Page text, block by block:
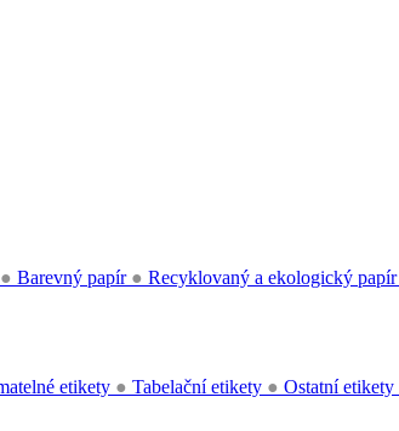
● Barevný papír ● Recyklovaný a ekologický papír
etikety ● Tabelační etikety ● Ostatní etikety